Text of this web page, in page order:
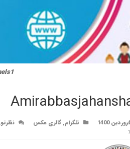
تلگرام,گالری عکس